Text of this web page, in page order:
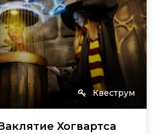
Квеструм
Хогвартса